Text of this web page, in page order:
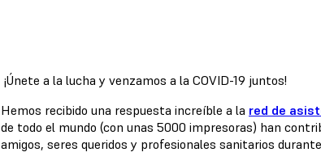
¡Únete a la lucha y venzamos a la COVID-19 juntos!
Hemos recibido una respuesta increíble a la red de
de todo el mundo (con unas 5000 impresoras) han
amigos, seres queridos y profesionales sanitarios